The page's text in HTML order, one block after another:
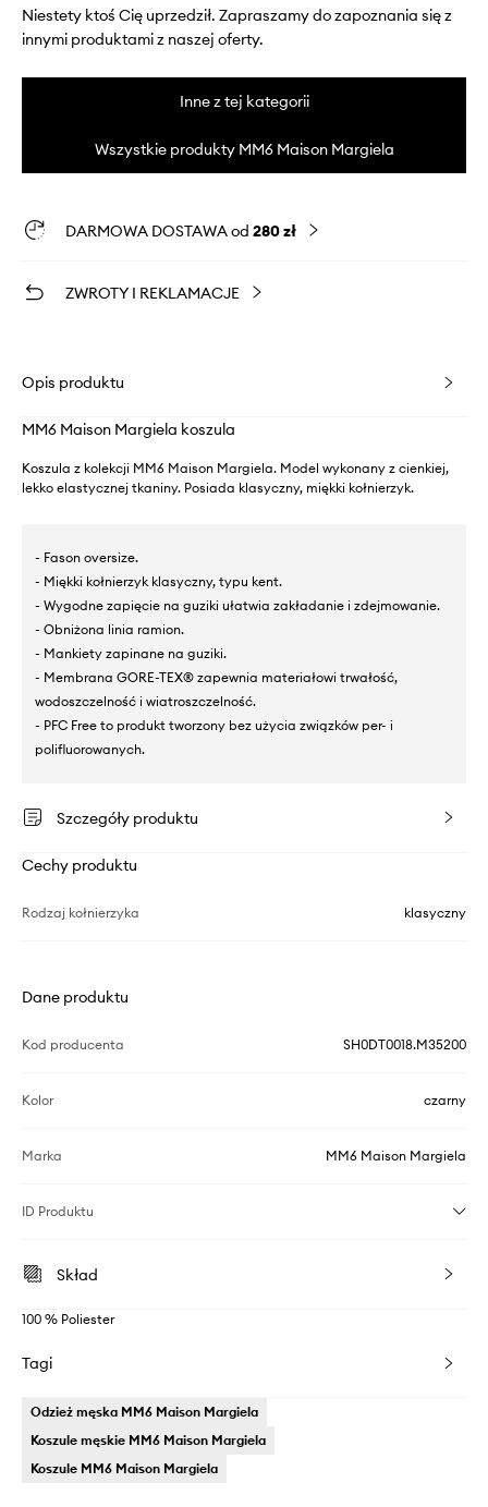
Niestety ktoś Cię uprzedził. Zapraszamy do zapoznania się z
innymi produktami z naszej oferty.
Inne z tej kategorii
Wszystkie produkty MM6 Maison Margiela
DARMOWA DOSTAWA od 280 zł
ZWROTY I REKLAMACJE
Opis produktu
MM6 Maison Margiela koszula
Koszula z kolekcji MM6 Maison Margiela. Model wykonany z cienkiej,
lekko elastycznej tkaniny. Posiada klasyczny, miękki kołnierzyk.
- Fason oversize.
- Miękki kołnierzyk klasyczny, typu kent.
- Wygodne zapięcie na guziki ułatwia zakładanie i zdejmowanie.
- Obniżona linia ramion.
- Mankiety zapinane na guziki.
- Membrana GORE-TEX® zapewnia materiałowi trwałość,
wodoszczelność i wiatroszczelność.
- PFC Free to produkt tworzony bez użycia związków per- i
polifluorowanych.
Szczegóły produktu
Cechy produktu
Rodzaj kołnierzyka klasyczny
Dane produktu
Kod producenta SH0DT0018.M35200
Kolor czarny
Marka MM6 Maison Margiela
ID Produktu
Skład
100 % Poliester
Tagi
Odzież męska MM6 Maison Margiela
Koszule męskie MM6 Maison Margiela
Koszule MM6 Maison Margiela